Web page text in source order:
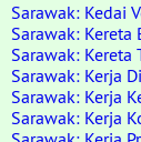
Sarawak: Kedai
Sarawak: Kereta
Sarawak: Kereta
Sarawak: Kerja
Sarawak: Kerja
Sarawak: Kerja